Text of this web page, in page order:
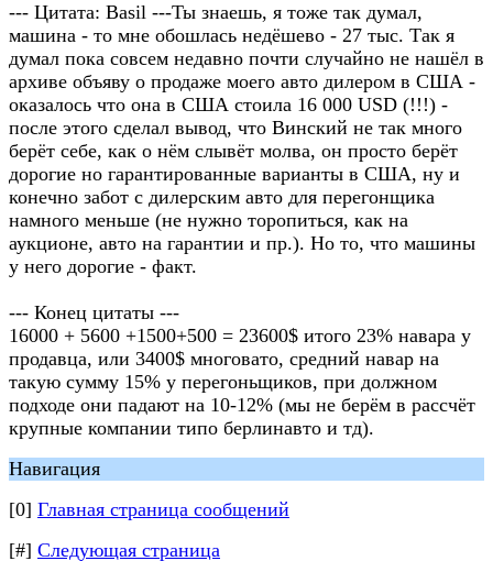
--- Цитата: Basil ---Ты знаешь, я тоже так думал,
машина - то мне обошлась недёшево - 27 тыс. Так я
думал пока совсем недавно почти случайно не нашёл в
архиве объяву о продаже моего авто дилером в США -
оказалось что она в США стоила 16 000 USD (!!!) -
после этого сделал вывод, что Винский не так много
берёт себе, как о нём слывёт молва, он просто берёт
дорогие но гарантированные варианты в США, ну и
конечно забот с дилерским авто для перегонщика
намного меньше (не нужно торопиться, как на
аукционе, авто на гарантии и пр.). Но то, что машины
у него дорогие - факт.
--- Конец цитаты ---
16000 + 5600 +1500+500 = 23600$ итого 23% навара у
продавца, или 3400$ многовато, средний навар на
такую сумму 15% у перегоньщиков, при должном
подходе они падают на 10-12% (мы не берём в рассчёт
крупные компании типо берлинавто и тд).
Навигация
[0] Главная страница сообщений
[#] Следующая страница